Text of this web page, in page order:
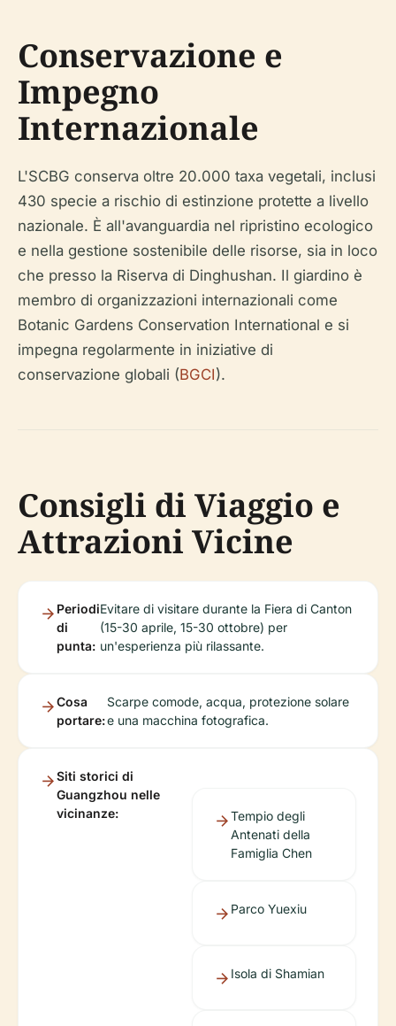
Conservazione e
Impegno
Internazionale
L'SCBG conserva oltre 20.000 taxa vegetali, inclusi
430 specie a rischio di estinzione protette a livello
nazionale. È all'avanguardia nel ripristino ecologico
e nella gestione sostenibile delle risorse, sia in loco
che presso la Riserva di Dinghushan. Il giardino è
membro di organizzazioni internazionali come
Botanic Gardens Conservation International e si
impegna regolarmente in iniziative di
conservazione globali (BGCI).
Consigli di Viaggio e
Attrazioni Vicine
Periodi
di
punta:
Evitare di visitare durante la Fiera di Canton
(15-30 aprile, 15-30 ottobre) per
un'esperienza più rilassante.
Cosa
portare:
Scarpe comode, acqua, protezione solare
e una macchina fotografica.
Siti storici di
Guangzhou nelle
vicinanze:
Tempio degli
Antenati della
Famiglia Chen
Parco Yuexiu
Isola di Shamian